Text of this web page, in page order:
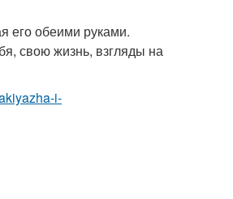
его обеими руками.
свою жизнь, взгляды на
i-